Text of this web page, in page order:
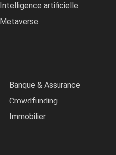
Intelligence artificielle
Metaverse
Banque & Assurance
Crowdfunding
Immobilier